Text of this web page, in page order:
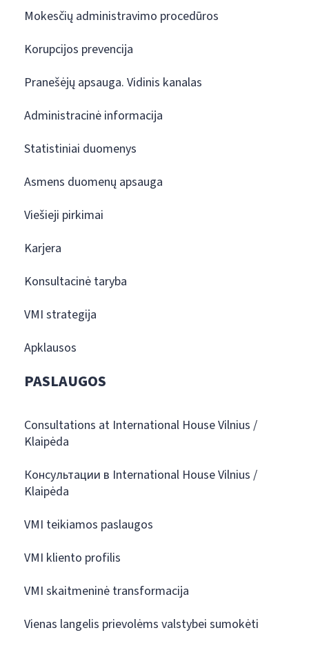
Mokesčių administravimo procedūros
Korupcijos prevencija
Pranešėjų apsauga. Vidinis kanalas
Administracinė informacija
Statistiniai duomenys
Asmens duomenų apsauga
Viešieji pirkimai
Karjera
Konsultacinė taryba
VMI strategija
Apklausos
PASLAUGOS
Consultations at International House Vilnius /
Klaipėda
Консультации в International House Vilnius /
Klaipėda
VMI teikiamos paslaugos
VMI kliento profilis
VMI skaitmeninė transformacija
Vienas langelis prievolėms valstybei sumokėti